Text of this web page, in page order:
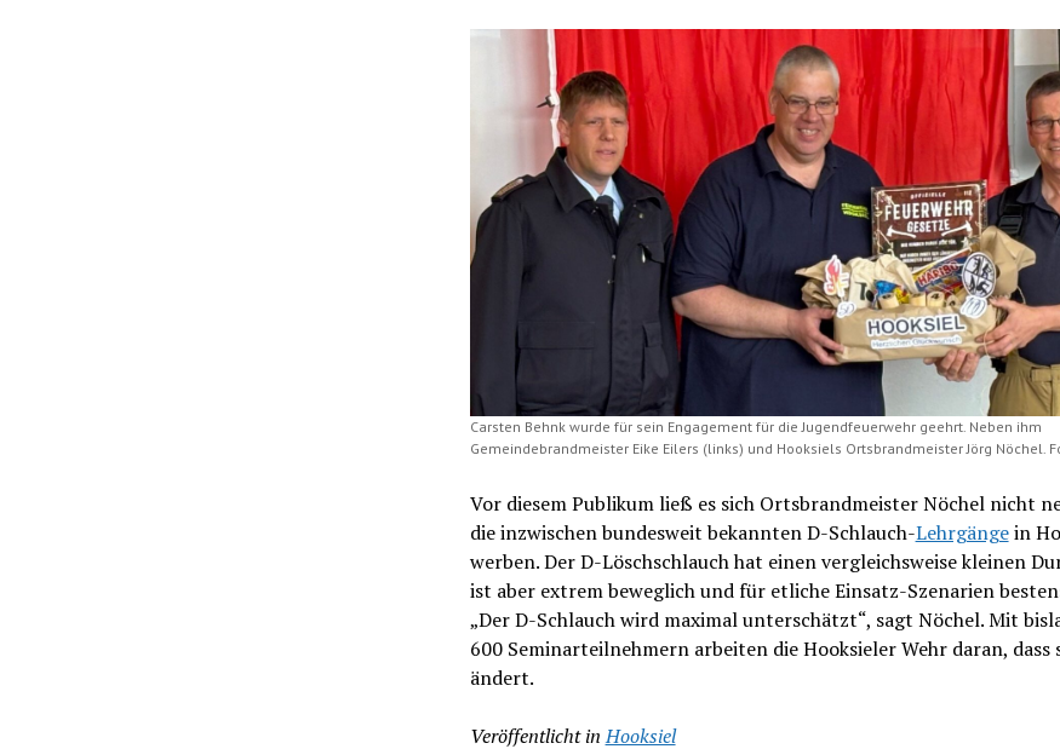
Carsten Behnk wurde für sein Engagement für die Jugendfeuerwehr geehrt. Neben ihm
Gemeindebrandmeister Eike Eilers (links) und Hooksiels Ortsbrandmeister Jörg Nöchel.
Vor diesem Publikum ließ es sich Ortsbrandmeister Nöchel nicht
die inzwischen bundesweit bekannten D-Schlauch-Lehrgängein
werben. Der D-Löschschlauch hat einen vergleichsweise kleinen
ist aber extrem beweglich und für etliche Einsatz-Szenarien
„Der D-Schlauch wird maximal unterschätzt“, sagt Nöchel. Mit
600 Seminarteilnehmern arbeiten die Hooksieler Wehr daran, dass
ändert.
Veröffentlicht in Hooksiel